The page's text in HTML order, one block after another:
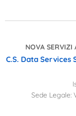
NOVA
C.S. Data Services
Sede Legale: